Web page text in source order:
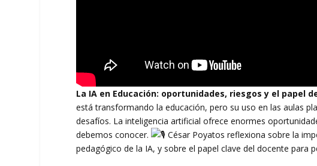
La IA en Educación: oportunidades, riesgos y el papel
está transformando la educación, pero su uso en las aulas
desafíos. La inteligencia artificial ofrece enormes
debemos conocer.
César Poyatos reflexiona sobre la
pedagógico de la IA, y sobre el papel clave del docente para